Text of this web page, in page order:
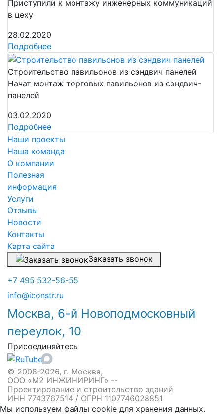
Приступили к монтажу инженерных коммуникаций
в цеху
28.02.2020
Подробнее
Строительство павильонов из сэндвич панелей
Начат монтаж торговых павильонов из сэндвич-
панелей
03.02.2020
Подробнее
Наши проекты
Наша команда
О компании
Полезная
информация
Услуги
Отзывы
Новости
Контакты
Карта сайта
Заказать звонок
+7 495 532-56-55
info@iconstr.ru
Москва, 6-й Новоподмосковный
переулок, 10
Присоединяйтесь
© 2008-2026, г. Москва,
ООО «М2 ИНЖИНИРИНГ» --
Проектирование и строительство зданий
ИНН 7743767514 / ОГРН 1107746028851
Мы используем файлы cookie для хранения данных.